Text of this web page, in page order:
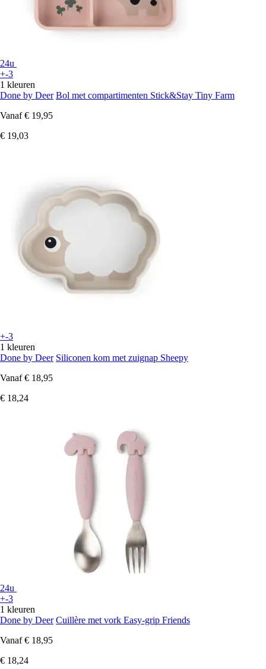
24u
+-3
1 kleuren
Done by Deer Bol met compartimenten Stick&Stay Tiny Farm
Vanaf € 19,95
€ 19,03
+-3
1 kleuren
Done by Deer Siliconen kom met zuignap Sheepy
Vanaf € 18,95
€ 18,24
24u
+-3
1 kleuren
Done by Deer Cuillère met vork Easy-grip Friends
Vanaf € 18,95
€ 18,24